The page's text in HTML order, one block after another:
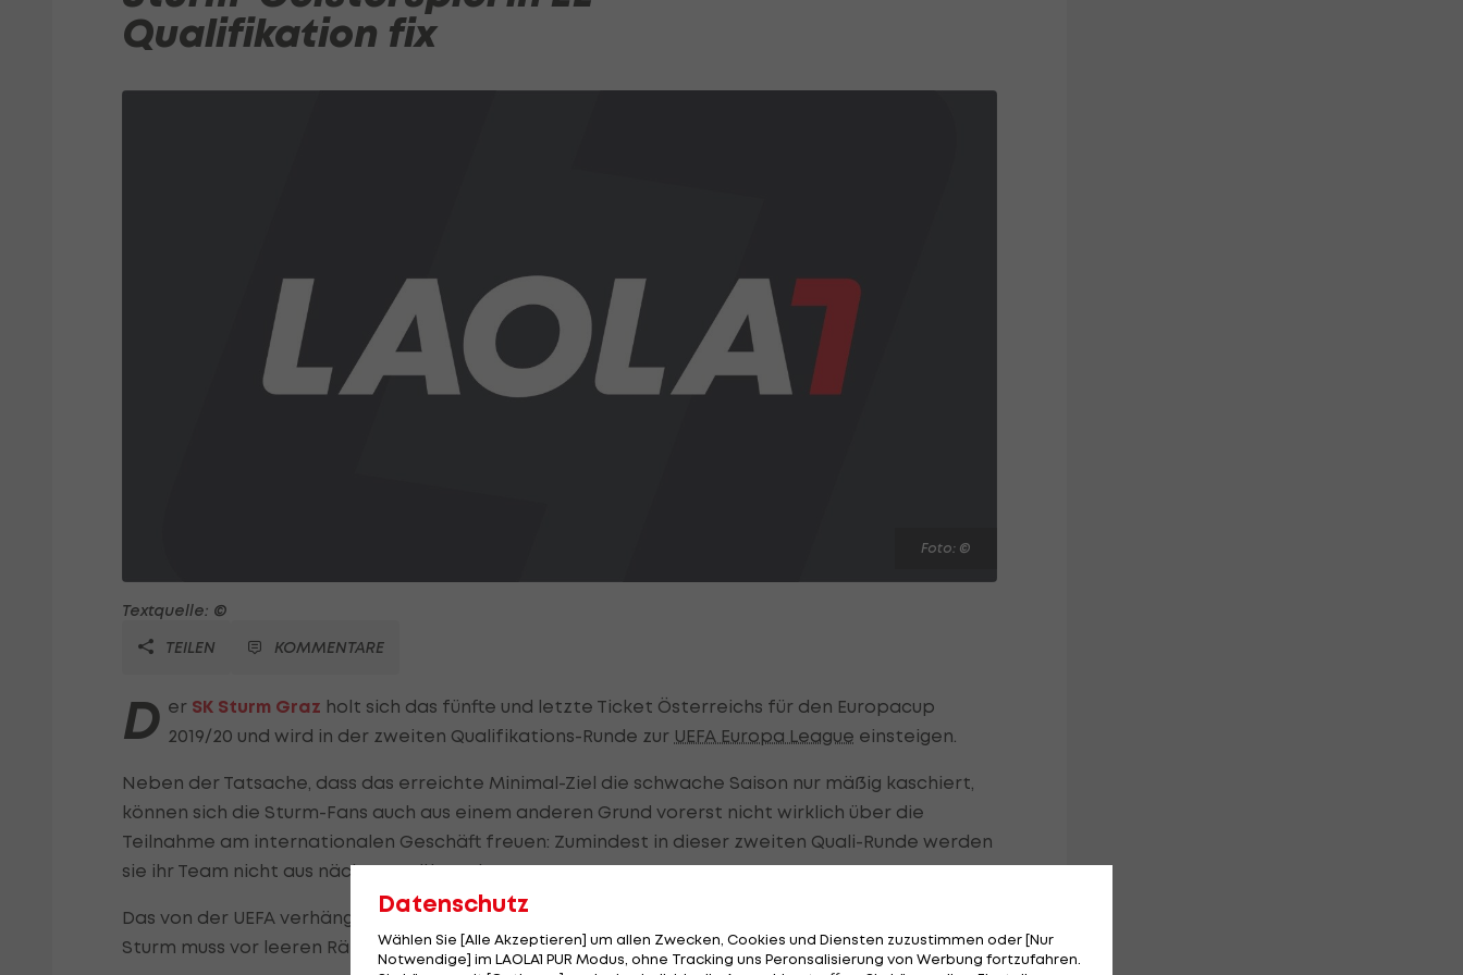
Qualifikation fix
Foto: ©
Textquelle: ©
TEILEN
KOMMENTARE
D er SK Sturm Graz holt sich das fünfte und letzte Ticket Österreichs für den Europacup
2019/20 und wird in der zweiten Qualifikations-Runde zur UEFA Europa League einsteigen.
Neben der Tatsache, dass das erreichte Minimal-Ziel die schwache Saison nur mäßig kaschiert,
können sich die Sturm-Fans auch aus einem anderen Grund vorerst nicht wirklich über die
Teilnahme am internationalen Geschäft freuen: Zumindest in dieser zweiten Quali-Runde werden
sie ihr Team nicht aus nächster Nähe sehen.
Das von der UEFA verhängte Geisterspiel wird nämlich im Heimspiel dieser Runde schlagend,
Sturm muss vor leeren Rängen antreten.
Datenschutz
Wählen Sie [Alle Akzeptieren] um allen Zwecken, Cookies und Diensten zuzustimmen oder [Nur
Notwendige] im LAOLA1 PUR Modus, ohne Tracking uns Peronsalisierung von Werbung fortzufahren.